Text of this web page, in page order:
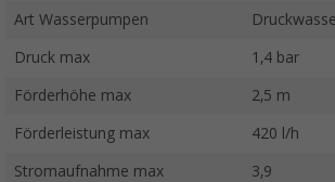
Art Wasserpumpen
Druck max 1,4 bar
Förderhöhe max 2,5 m
Förderleistung max 420 l/h
Stromaufnahme max 3,9